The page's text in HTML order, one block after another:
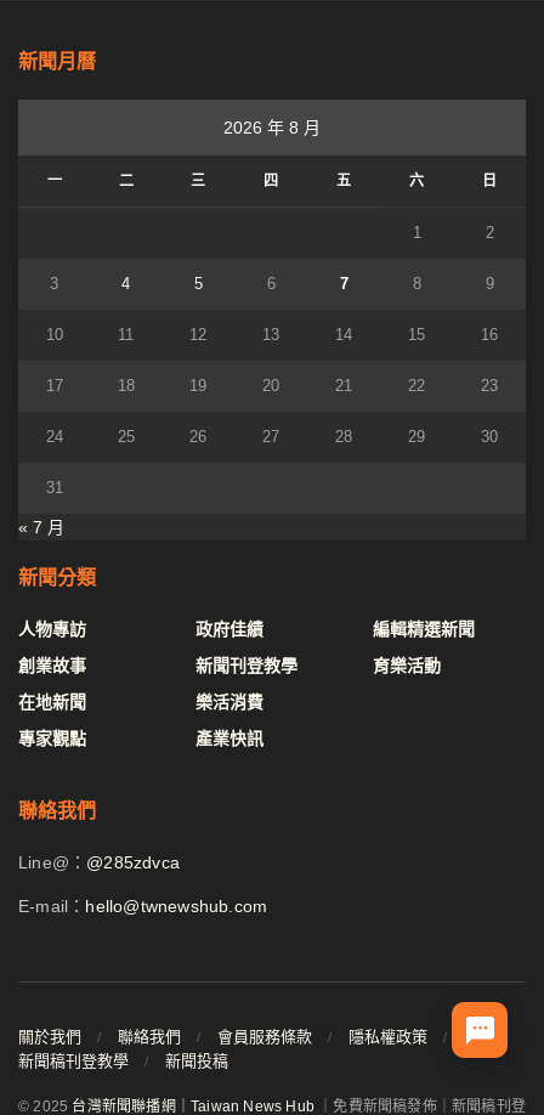
新聞月曆
2026 年 8 月
一 二 三 四 五 六 日
1 2
3 4 5 6 7 8 9
10 11 12 13 14 15 16
17 18 19 20 21 22 23
24 25 26 27 28 29 30
31
« 7 月
新聞分類
人物專訪
創業故事
在地新聞
專家觀點
政府佳績
新聞刊登教學
樂活消費
產業快訊
編輯精選新聞
育樂活動
聯絡我們
Line@： @285zdvca
E-mail： hello@twnewshub.com
關於我們 聯絡我們 會員服務條款
隱私權政策
新聞稿刊登教學
新聞投稿
© 2025 台灣新聞聯播網｜Taiwan News Hub ｜免費新聞稿發佈｜新聞稿刊登